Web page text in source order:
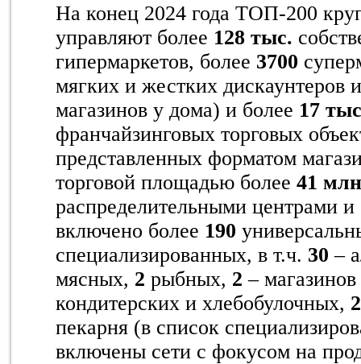
На конец 2024 года ТОП-200
управляют более 128 тыс.
гипермаркетов, более 3700
мягких и жестких дискаунтеров
магазинов у дома) и более 17
франчайзинговых торговых
представленных форматом
торговой площадью более 41
распределительными центрами
включено более 190
специализированных, в т.ч. 30 –
мясных, 2 рыбных, 2 –
кондитерских и хлебобулочных, 2
пекарня (в список
включены сети с фокусом на